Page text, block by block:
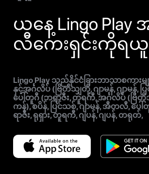
ယနေ့ Lingo
လီကေးရှင်းကိုရယူ
Lingo Play သည်နိုင်ငံခြားဘာသာစကား
နှင့်အင်္ဂလိပ် (ဗြိတိသျှတို့, ဂျာမန်, ဂျာမန်,
ပေါ်တူဂီ (ဘရာဇီး, တူရကီ, အင်္ဂလိပ် (ဗြိ
ကန်), စပိန်, ပြင်သစ်, ဂျာမန်, အီတလီ, ပေ
ရာဇီး, ရုရှား, တူရကီ, ဂျပန်, ဂျပန်, တရုတ်,